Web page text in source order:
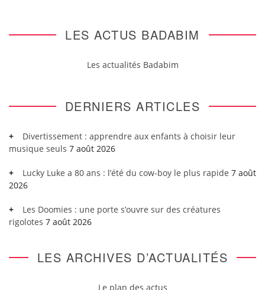
LES ACTUS BADABIM
Les actualités Badabim
DERNIERS ARTICLES
Divertissement : apprendre aux enfants à choisir leur
musique seuls 7 août 2026
Lucky Luke a 80 ans : l’été du cow-boy le plus rapide 7 août
2026
Les Doomies : une porte s’ouvre sur des créatures
rigolotes 7 août 2026
LES ARCHIVES D’ACTUALITÉS
Le plan des actus